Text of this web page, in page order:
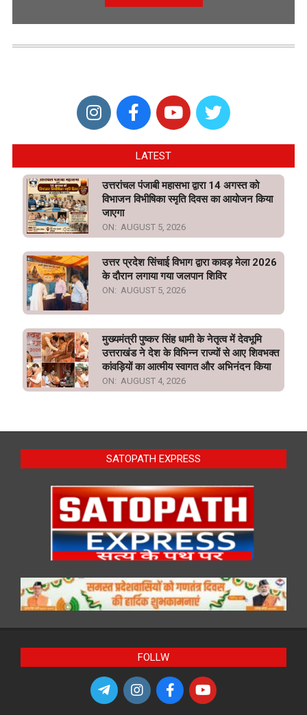
LATEST
उत्तरांचल पंजाबी महासभा द्वारा 14 अगस्त को
विभाजन विभीषिका स्मृति दिवस का आयोजन किया
जाएगा
ON: AUGUST 5, 2026
उत्तर प्रदेश सिंचाई विभाग द्वारा कावड़ मेला 2026
के दौरान लगाया गया जलपान शिविर
ON: AUGUST 5, 2026
मुख्यमंत्री पुष्कर सिंह धामी के नेतृत्व में देवभूमि
उत्तराखंड ने देश के विभिन्न राज्यों से आए शिवभक्त
कांवड़ियों का आत्मीय स्वागत और अभिनंदन किया
ON: AUGUST 4, 2026
SATOPATH EXPRESS
FOLLW